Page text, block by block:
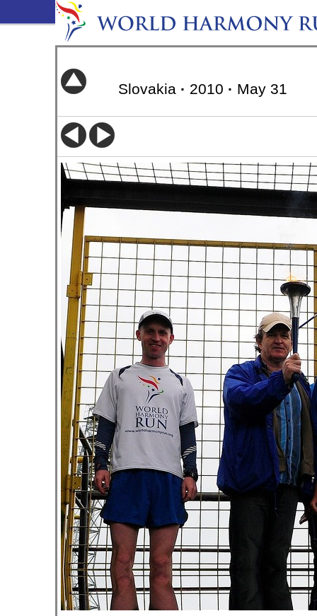
Slovakia · 2010 · May 31